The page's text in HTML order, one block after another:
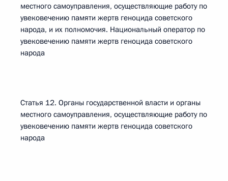
местного самоуправления, осуществляющие работу по
увековечению памяти жертв геноцида советского
народа, и их полномочия. Национальный оператор по
увековечению памяти жертв геноцида советского
народа
Статья 12. Органы государственной власти и органы
местного самоуправления, осуществляющие работу по
увековечению памяти жертв геноцида советского
народа